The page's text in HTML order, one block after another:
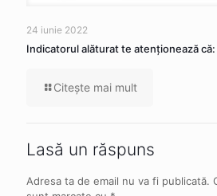
24 iunie 2022
Indicatorul alăturat te atenţionează că:
Citeşte mai mult
Lasă un răspuns
Adresa ta de email nu va fi publicată.